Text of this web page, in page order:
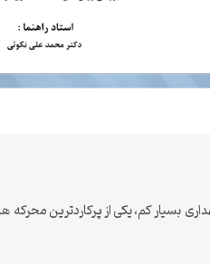
بسیار کم، یکی از پرکاردترین